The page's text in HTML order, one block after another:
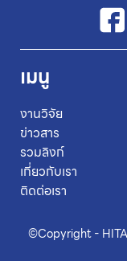
©Copyright -
เมนู
งานวิจัย
ข่าวสาร
รวมลิงก์
เกี่ยวกับเรา
ติดต่อเรา